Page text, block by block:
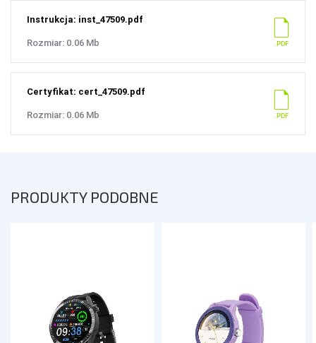
Instrukcja: inst_47509.pdf
Rozmiar: 0.06 Mb
Certyfikat: cert_47509.pdf
Rozmiar: 0.06 Mb
PRODUKTY PODOBNE